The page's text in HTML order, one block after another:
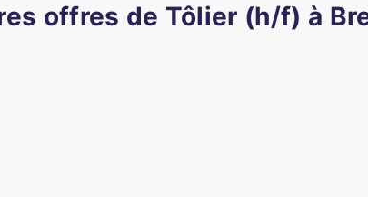
offres de Tôlier (h/f) à